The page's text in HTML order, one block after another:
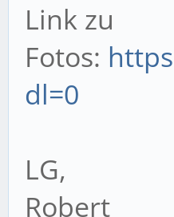
Link zu
Fotos:
dl=0
LG,
Robert